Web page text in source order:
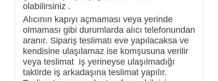
olabilirsiniz .
Alıcının kapıyı açmaması veya yerinde
olmaması gibi durumlarda alıcı telefonundan
aranır. Sipariş teslimatı eve yapılacaksa ve
kendisine ulaşılamaz ise komşusuna verilir
veya teslimat iş yerineyse ulaşılmadığı
taktirde iş arkadaşına teslimat yapılır.